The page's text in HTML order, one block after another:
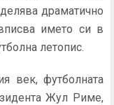
драматично
името си в
летопис.
век, футболната
Жул Риме,